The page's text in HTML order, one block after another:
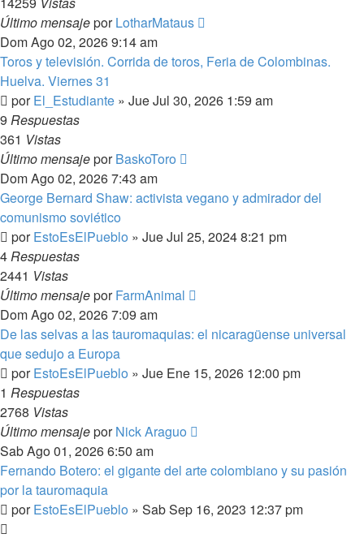
Último mensajeporLotharMataus
Dom Ago 02, 2026 9:14 am
Toros y televisión. Corrida de toros, Feria de Colombinas.
Huelva. Viernes 31
porEl_Estudiante » Jue Jul 30, 2026 1:59 am
9 Respuestas
361 Vistas
Último mensajeporBaskoToro
Dom Ago 02, 2026 7:43 am
George Bernard Shaw: activista vegano y admirador del
comunismo soviético
porEstoEsElPueblo » Jue Jul 25, 2024 8:21 pm
4Respuestas
2441 Vistas
Último mensajeporFarmAnimal
Dom Ago 02, 2026 7:09 am
De las selvas a las tauromaquias: el nicaragüense universal
que sedujo a Europa
porEstoEsElPueblo » Jue Ene 15, 2026 12:00 pm
1 Respuestas
2768 Vistas
Último mensajeporNick Araguo
Sab Ago 01, 2026 6:50 am
Fernando Botero: el gigante del arte colombiano y su pasión
por la tauromaquia
porEstoEsElPueblo » Sab Sep 16, 2023 12:37 pm